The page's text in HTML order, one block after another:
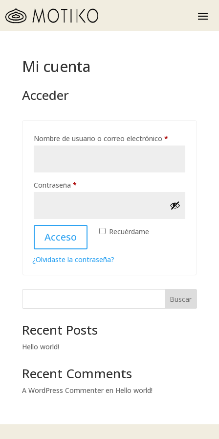
Mi cuenta
Acceder
Nombre de usuario o correo electrónico *Obligatorio
Contraseña *Obligatorio
Recuérdame
Acceso
¿Olvidaste la contraseña?
Buscar
Recent Posts
Hello world!
Recent Comments
A WordPress Commenteren Hello world!